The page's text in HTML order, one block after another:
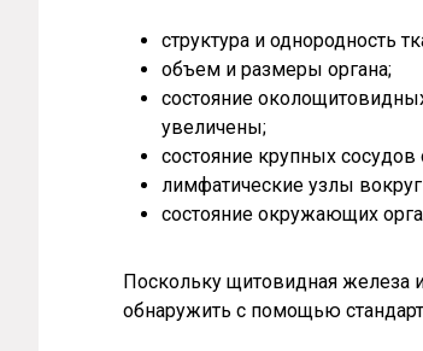
структура и однородность
объем и размеры органа;
состояние
увеличены;
состояние крупных
лимфатические узлы
состояние окружающих
Поскольку щитовидная железа
обнаружить с помощью